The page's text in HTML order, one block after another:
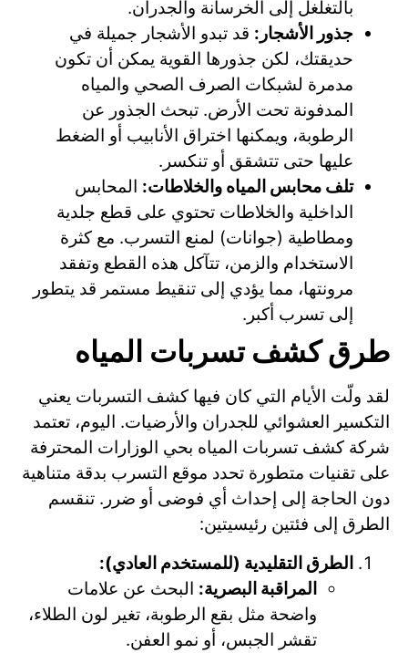
بالتغلغل إلى الخرسانة والجدران.
جذور الأشجار: قد تبدو الأشجار جميلة في
حديقتك، لكن جذورها القوية يمكن أن تكون
مدمرة لشبكات الصرف الصحي والمياه
المدفونة تحت الأرض. تبحث الجذور عن
الرطوبة، ويمكنها اختراق الأنابيب أو الضغط
عليها حتى تتشقق أو تنكسر.
تلف محابس المياه والخلاطات: المحابس
الداخلية والخلاطات تحتوي على قطع جلدية
ومطاطية (جوانات) لمنع التسرب. مع كثرة
الاستخدام والزمن، تتآكل هذه القطع وتفقد
مرونتها، مما يؤدي إلى تنقيط مستمر قد يتطور
إلى تسرب أكبر.
طرق كشف تسربات المياه
لقد ولّت الأيام التي كان فيها كشف التسربات يعني
التكسير العشوائي للجدران والأرضيات. اليوم، تعتمد
شركة كشف تسربات المياه بحي الوزارات المحترفة
على تقنيات متطورة تحدد موقع التسرب بدقة متناهية
دون الحاجة إلى إحداث أي فوضى أو ضرر. تنقسم
الطرق إلى فئتين رئيسيتين:
الطرق التقليدية (للمستخدم العادي):
المراقبة البصرية: البحث عن علامات
واضحة مثل بقع الرطوبة، تغير لون الطلاء،
تقشر الجبس، أو نمو العفن.